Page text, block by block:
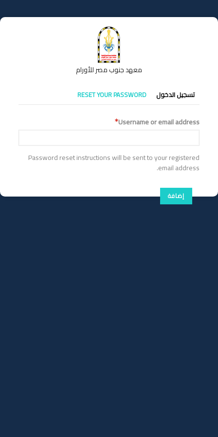
إلى
المحتوى
معهد جنوب مصر للأورام
التبويبات
الأساسية
تسجيل الدخول RESET YOUR PASSWORD
Username or email address
Password reset instructions will be sent to your registered
email address.